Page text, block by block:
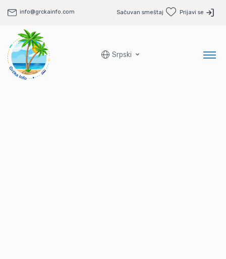
info@grckainfo.com Sačuvan smeštaj Prijavi se
Srpski